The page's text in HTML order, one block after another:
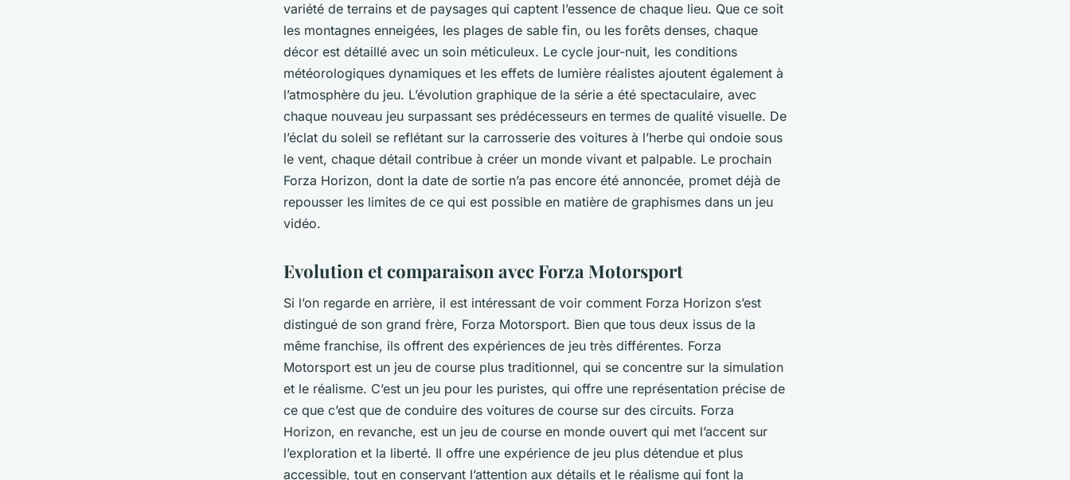
variété de terrains et de paysages qui captent l’essence de chaque lieu. Que ce soit
les montagnes enneigées, les plages de sable fin, ou les forêts denses, chaque
décor est détaillé avec un soin méticuleux. Le cycle jour-nuit, les conditions
météorologiques dynamiques et les effets de lumière réalistes ajoutent également à
l’atmosphère du jeu. L’évolution graphique de la série a été spectaculaire, avec
chaque nouveau jeu surpassant ses prédécesseurs en termes de qualité visuelle. De
l’éclat du soleil se reflétant sur la carrosserie des voitures à l’herbe qui ondoie sous
le vent, chaque détail contribue à créer un monde vivant et palpable. Le prochain
Forza Horizon, dont la date de sortie n’a pas encore été annoncée, promet déjà de
repousser les limites de ce qui est possible en matière de graphismes dans un jeu
vidéo.
Evolution et comparaison avec Forza Motorsport
Si l’on regarde en arrière, il est intéressant de voir comment Forza Horizon s’est
distingué de son grand frère, Forza Motorsport. Bien que tous deux issus de la
même franchise, ils offrent des expériences de jeu très différentes. Forza
Motorsport est un jeu de course plus traditionnel, qui se concentre sur la simulation
et le réalisme. C’est un jeu pour les puristes, qui offre une représentation précise de
ce que c’est que de conduire des voitures de course sur des circuits. Forza
Horizon, en revanche, est un jeu de course en monde ouvert qui met l’accent sur
l’exploration et la liberté. Il offre une expérience de jeu plus détendue et plus
accessible, tout en conservant l’attention aux détails et le réalisme qui font la